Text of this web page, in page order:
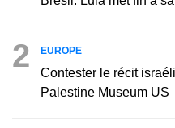
2 EUROPE
Contester le récit
Palestine Museum US